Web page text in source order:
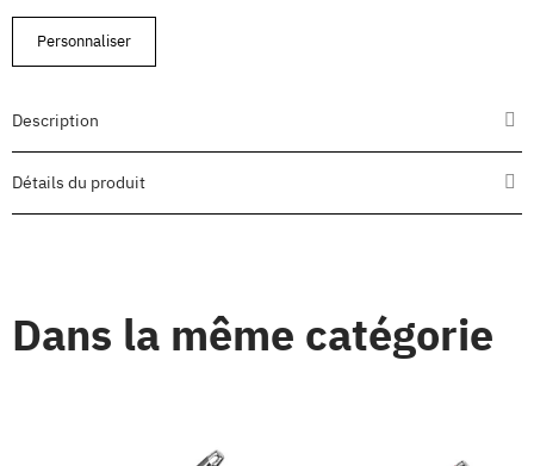
Personnaliser
Description
Détails du produit
Dans la même catégorie